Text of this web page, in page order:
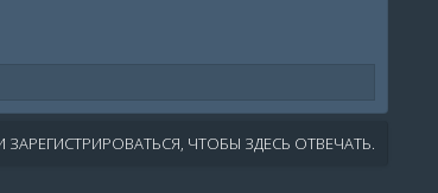
ЧТОБЫ ЗДЕСЬ ОТВЕЧАТЬ.